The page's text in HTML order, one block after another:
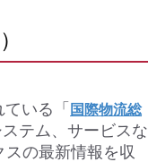
いる「国際物流総
テム、サービスな
の最新情報を収